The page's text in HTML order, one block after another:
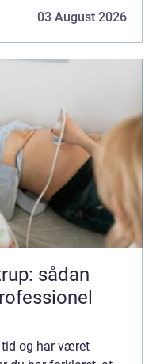
steder, men det hja...
03 August 2026
sådan
tid og har været